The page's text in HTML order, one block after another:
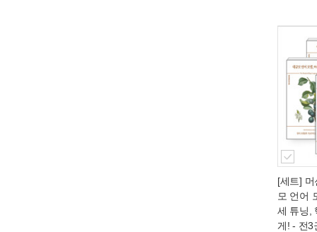
[세트]
모 언어
세 튜닝,
게! - 전3